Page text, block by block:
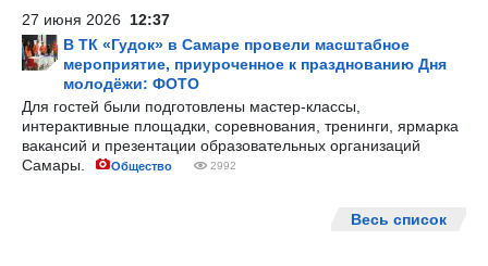
27 июня 2026 12:37
В ТК «Гудок» в Самаре провели масштабное
мероприятие, приуроченное к празднованию Дня
молодёжи: ФОТО
Для гостей были подготовлены мастер-классы,
интерактивные площадки, соревнования, тренинги, ярмарка
вакансий и презентации образовательных организаций
Самары.
Общество 2992
Весь список